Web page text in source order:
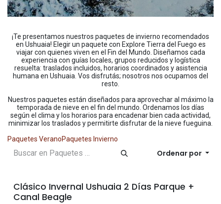
¡Te presentamos nuestros paquetes de invierno recomendados
en Ushuaia! Elegir un paquete con Explore Tierra del Fuego es
viajar con quienes viven en el Fin del Mundo. Diseñamos cada
experiencia con guías locales, grupos reducidos y logística
resuelta: traslados incluidos, horarios coordinados y asistencia
humana en Ushuaia. Vos disfrutás; nosotros nos ocupamos del
resto.
Nuestros paquetes están diseñados para aprovechar al máximo la
temporada de nieve en el fin del mundo. Ordenamos los días
según el clima y los horarios para encadenar bien cada actividad,
minimizar los traslados y permitirte disfrutar de la nieve fueguina.
Paquetes VeranoPaquetes Invierno
Ordenar por
10% OFF
Clásico Invernal Ushuaia 2 Días Parque +
Canal Beagle